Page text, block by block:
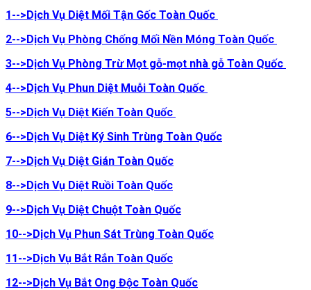
1-->Dịch Vụ Diệt Mối Tận Gốc Toàn Quốc
2-->Dịch Vụ Phòng Chống Mối Nền Móng Toàn Quốc
3-->Dịch Vụ Phòng Trừ Mọt gỗ-mọt nhà gỗ Toàn Quốc
4-->Dịch Vụ Phun Diệt Muỗi Toàn Quốc
5-->Dịch Vụ Diệt Kiến Toàn Quốc
6-->Dịch Vụ Diệt Ký Sinh Trùng Toàn Quốc
7-->Dịch Vụ Diệt Gián Toàn Quốc
8-->Dịch Vụ Diệt Ruồi Toàn Quốc
9-->Dịch Vụ Diệt Chuột Toàn Quốc
10-->Dịch Vụ Phun Sát Trùng Toàn Quốc
11-->Dịch Vụ Bắt Rắn Toàn Quốc
12-->Dịch Vụ Bắt Ong Độc Toàn Quốc